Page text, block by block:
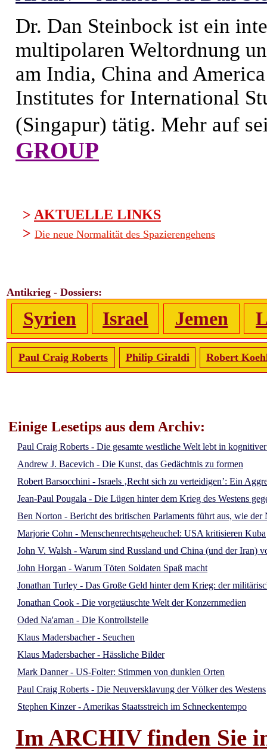
Dr. Dan Steinbock ist ein
multipolaren Weltordnung
am India, China and
Institutes for International
(Singapur) tätig. Mehr auf
GROUP
> AKTUELLE LINKS
> Die neue Normalität des Spazierengehens
Antikrieg - Dossiers:
Syrien Israel Jemen
Paul Craig Roberts Philip Giraldi Robert
Einige Lesetips aus dem Archiv:
Paul Craig Roberts - Die gesamte westliche Welt lebt in
Andrew J. Bacevich - Die Kunst, das Gedächtnis zu formen
Robert Barsocchini - Israels ‚Recht sich zu verteidigen’: Ein
Jean-Paul Pougala - Die Lügen hinter dem Krieg des Westens
Ben Norton - Bericht des britischen Parlaments führt aus, wie
Marjorie Cohn - Menschenrechtsgeheuchel: USA kritisieren Kuba
John V. Walsh - Warum sind Russland und China (und der Iran)
John Horgan - Warum Töten Soldaten Spaß macht
Jonathan Turley - Das Große Geld hinter dem Krieg: der
Jonathan Cook - Die vorgetäuschte Welt der Konzernmedien
Oded Na'aman - Die Kontrollstelle
Klaus Madersbacher - Seuchen
Klaus Madersbacher - Hässliche Bilder
Mark Danner - US-Folter: Stimmen von dunklen Orten
Paul Craig Roberts - Die Neuversklavung der Völker des Westens
Stephen Kinzer - Amerikas Staatsstreich im Schneckentempo
Im ARCHIV finden Sie